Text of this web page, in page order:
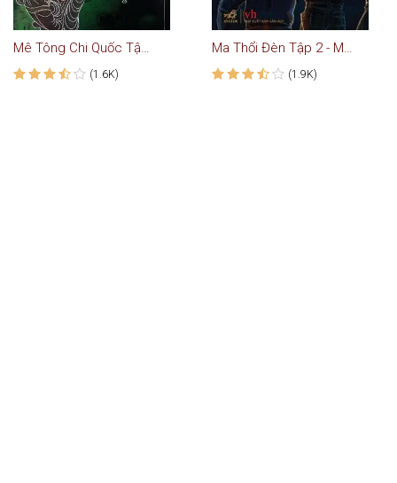
Mê Tông Chi Quốc Tập 2 - Ma Vực Lâu Lan
(1.6K)
Ma Thổi Đèn Tập 2 - Mê Động Long Lĩnh
(1.9K)